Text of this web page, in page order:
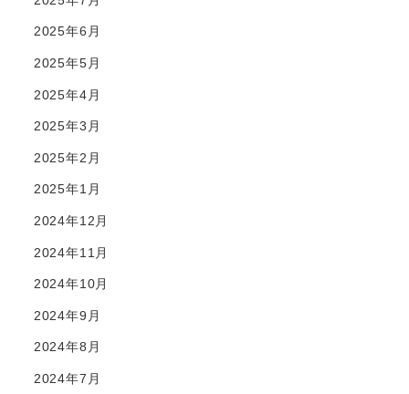
2025年6月
2025年5月
2025年4月
2025年3月
2025年2月
2025年1月
2024年12月
2024年11月
2024年10月
2024年9月
2024年8月
2024年7月